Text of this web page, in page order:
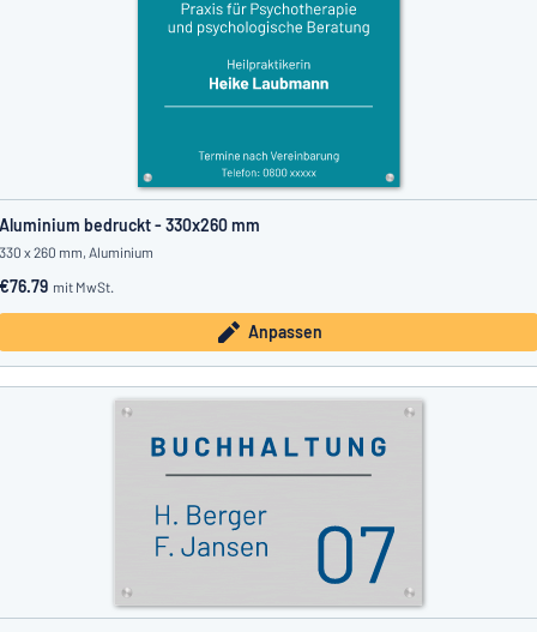
Aluminium bedruckt - 330x260 mm
330 x 260 mm, Aluminium
€76.79 mit MwSt.
Anpassen